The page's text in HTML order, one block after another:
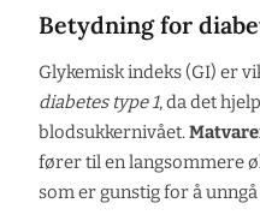
Betydning for
Glykemisk indeks (GI) er
diabetes type 1, da det
blodsukkernivået.
fører til en langsommere
som er gunstig for å unngå